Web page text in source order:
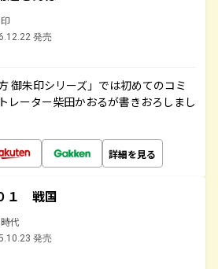
発売
御朱印シリーズ」では初めてのコミ
レーター柴田かおるが書きおろしまし
詳細を見る
１ 戦国
代
発売